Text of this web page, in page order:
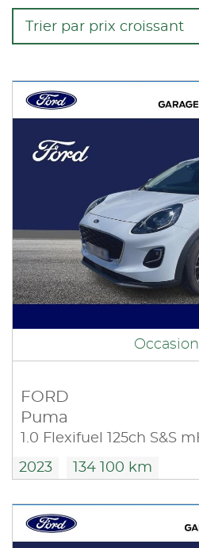
Trier par prix croissant
Occasion
FORD
Puma
2023 134 100 km